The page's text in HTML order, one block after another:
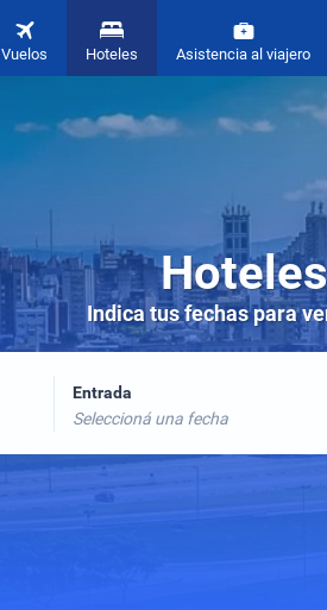
Vuelos Hoteles Asistencia al viajero
Indica tus fechas para
Entrada
Seleccioná una fecha